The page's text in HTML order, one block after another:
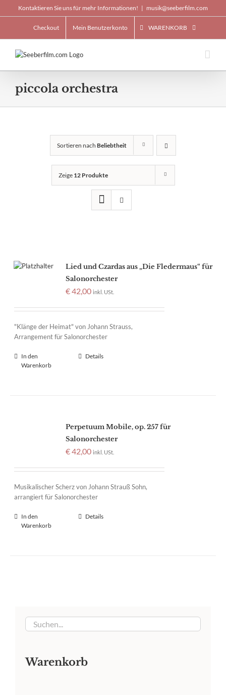
to
Kontaktieren Sie uns für mehr Informationen! | musik@seeberfilm.com
Checkout Mein Benutzerkonto WARENKORB
piccola orchestra
Sortieren nach Beliebtheit
Zeige 12 Produkte
Lied und Czardas aus „Die Fledermaus“ für
Salonorchester
€42,00 inkl. USt.
"Klänge der Heimat" von Johann Strauss,
Arrangement für Salonorchester
In den
Warenkorb
Details
Perpetuum Mobile, op. 257 für
Salonorchester
€42,00 inkl. USt.
Musikalischer Scherz von Johann Strauß Sohn,
arrangiert für Salonorchester
In den
Warenkorb
Details
Warenkorb